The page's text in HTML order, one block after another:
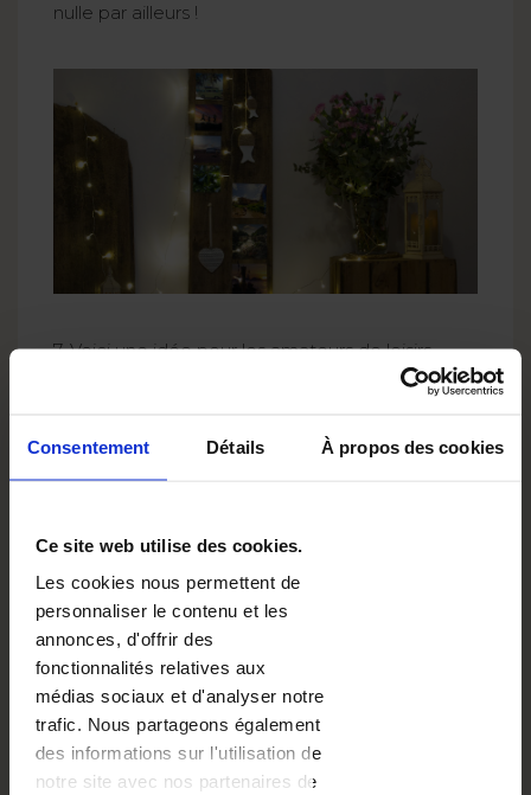
Consentement Détails À propos des cookies
Ce site web utilise des cookies.
Les cookies nous permettent de
personnaliser le contenu et les
annonces, d'offrir des
fonctionnalités relatives aux
médias sociaux et d'analyser notre
trafic. Nous partageons également
des informations sur l'utilisation de
notre site avec nos partenaires de
nulle par ailleurs !
7. Voici une idée pour les amateurs de loisirs
créatifs écolos. Il suffit de trouver dans un parc
Fixez un cordon et attachez vos photos à l'aide
de pinces à linge. Les petits souvenirs revenus
avec vous de vos voyages y trouveront